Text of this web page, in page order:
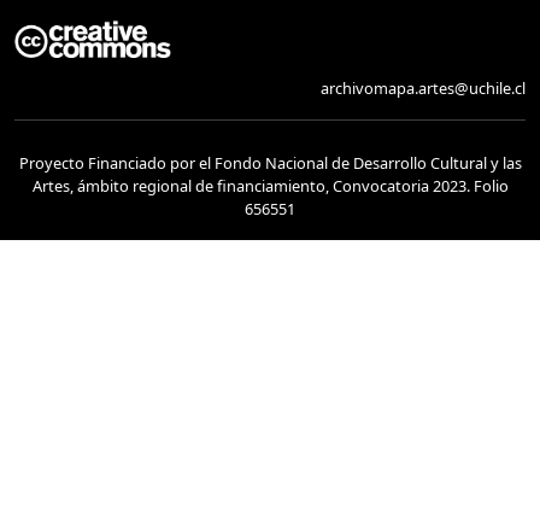
archivomapa.artes@uchile.cl
Proyecto Financiado por el Fondo Nacional de Desarrollo Cultural y las
Artes, ámbito regional de financiamiento, Convocatoria 2023. Folio
656551